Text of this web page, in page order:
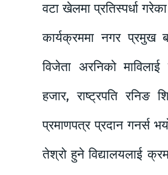
वटा खेलमा प्रतिस्पर्धा
कार्यक्रममा नगर प्रमुख
विजेता अरनिको
हजार, राष्ट्रपति रनिङ
प्रमाणपत्र प्रदान गनर्स
तेश्रो हुने विद्यालयलाई